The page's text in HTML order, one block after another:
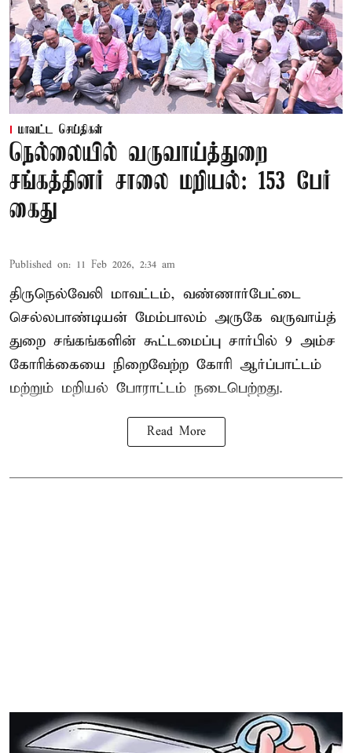
மாவட்ட செய்திகள்
நெல்லையில் வருவாய்த்துறை
சங்கத்தினர் சாலை மறியல்: 153 பேர்
கைது
Published on: 11 Feb 2026, 2:34 am
திருநெல்வேலி மாவட்டம், வண்ணார்பேட்டை
செல்லபாண்டியன் மேம்பாலம் அருகே வருவாய்த்
துறை சங்கங்களின் கூட்டமைப்பு சார்பில் 9 அம்ச
கோரிக்கையை நிறைவேற்ற கோரி ஆர்ப்பாட்டம்
மற்றும் மறியல் போராட்டம் நடைபெற்றது.
Read More